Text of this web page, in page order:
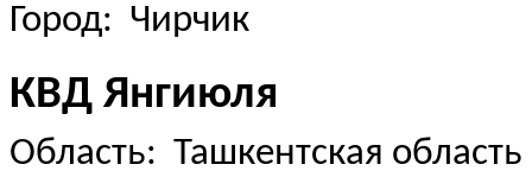
Город: Чирчик
КВД Янгиюля
Область: Ташкентская область